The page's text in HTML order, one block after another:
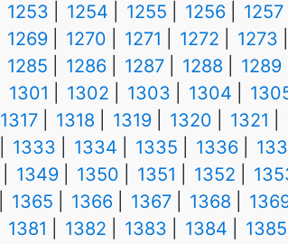
1253
1254 1255 1256 1257
1269
1270 1271 1272 1273
1285
1286 1287 1288 1289
1301
1302 1303 1304
1317
1318 1319 1320 1321
1333
1334 1335 1336
1349
1350 1351 1352
1365
1366 1367 1368
1381
1382 1383 1384 1385